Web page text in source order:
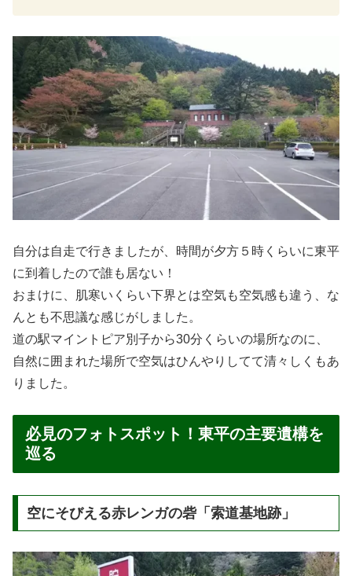
自分は自走で行きましたが、時間が夕方５時くらいに東平
に到着したので誰も居ない！
おまけに、肌寒いくらい下界とは空気も空気感も違う、な
んとも不思議な感じがしました。
道の駅マイントピア別子から30分くらいの場所なのに、
自然に囲まれた場所で空気はひんやりしてて清々しくもあ
りました。
必見のフォトスポット！東平の主要遺構を
巡る
空にそびえる赤レンガの砦「索道基地跡」